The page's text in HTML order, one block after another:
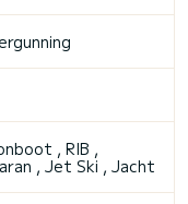
, RIB ,
, Jet Ski , Jacht